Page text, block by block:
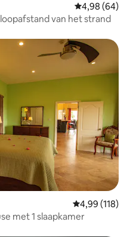
Gemiddelde
4,98 (64)
van het strand
Gemiddelde
4,99 (118)
met 1 slaapkamer